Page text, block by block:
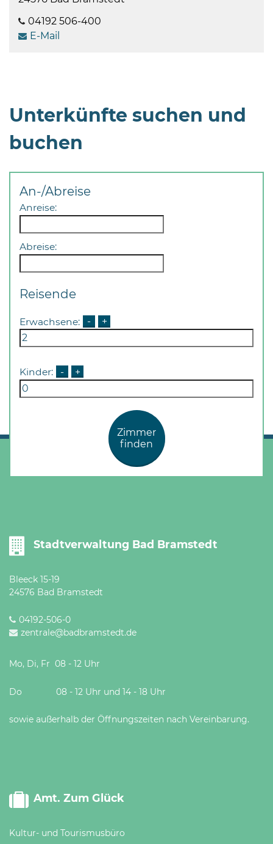
nach
Vereinbarung.
04192 506-400
E-Mail
Unterkünfte suchen und
buchen
An-/Abreise
Anreise:
Abreise:
Reisende
Erwachsene: - +
Kinder: - +
Zimmer
finden
Stadtverwaltung Bad Bramstedt
Bleeck 15-19
24576 Bad Bramstedt
04192-506-0
zentrale@badbramstedt.de
Mo, Di, Fr 08 - 12 Uhr
Do 08 - 12 Uhr und 14 - 18 Uhr
sowie außerhalb der Öffnungszeiten nach Vereinbarung.
Amt. Zum Glück
Kultur- und Tourismusbüro